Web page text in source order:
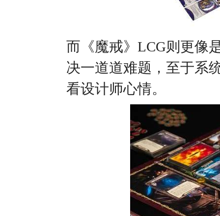
而《魔戒》LCG则更像
决一道道难题，至于系
看设计师心情。